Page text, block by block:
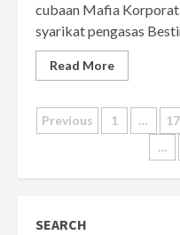
cubaan Mafia
syarikat pengasas
Read More
Posts
pagination
Previous 1 … 17
…
SEARCH